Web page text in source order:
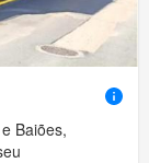
Baiões,